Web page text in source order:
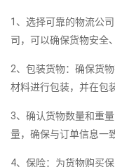
1、选择可靠的物流公
司，可以确保货物安全
2、包装货物：确保货
材料进行包装，并在包
3、确认货物数量和重
量，确保与订单信息一
4、保险：为货物购买